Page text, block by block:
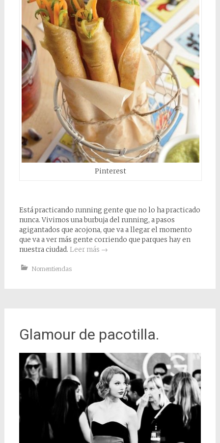
Pinterest
Está practicando running gente que no lo ha practicado
nunca. Vivimos una burbuja del running, a pasos
agigantados que acojona, que va a llegar el momento
que va a ver más gente corriendo que parques hay en
nuestra ciudad. Leer más →
Nomentiendas
Glamour de pacotilla.